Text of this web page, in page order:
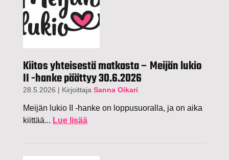
Kiitos yhteisestä matkasta – Meijän lukio
II -hanke päättyy 30.6.2026
28.5.2026 | Kirjoittaja Sanna Oikari
Meijän lukio II -hanke on loppusuoralla, ja on aika
kiittää... Lue lisää